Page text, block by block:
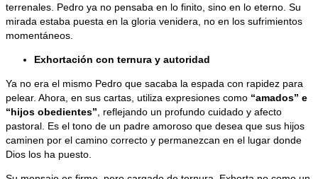
terrenales. Pedro ya no pensaba en lo finito, sino en lo eterno. Su
mirada estaba puesta en la gloria venidera, no en los sufrimientos
momentáneos.
Exhortación con ternura y autoridad
Ya no era el mismo Pedro que sacaba la espada con rapidez para
pelear. Ahora, en sus cartas, utiliza expresiones como “amados” e
“hijos obedientes”, reflejando un profundo cuidado y afecto
pastoral. Es el tono de un padre amoroso que desea que sus hijos
caminen por el camino correcto y permanezcan en el lugar donde
Dios los ha puesto.